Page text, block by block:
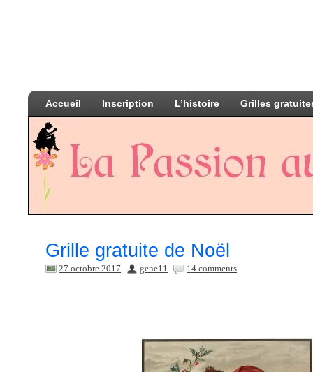
Accueil Inscription L’histoire Grilles
Grille gratuite de Noël
27 octobre 2017 gene11 14 comments